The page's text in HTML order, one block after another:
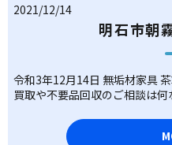
2021/12/14
明石市朝
令和3年12月14日 無垢材家具
買取や不要品回収のご相談は何